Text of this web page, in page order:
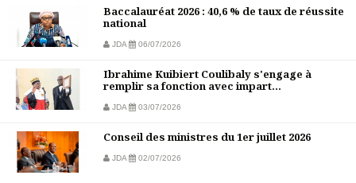
Baccalauréat 2026 : 40,6 % de taux de réussite
national
JDA 06/07/2026
Ibrahime Kuibiert Coulibaly s'engage à
remplir sa fonction avec impart...
JDA 03/07/2026
Conseil des ministres du 1er juillet 2026
JDA 02/07/2026